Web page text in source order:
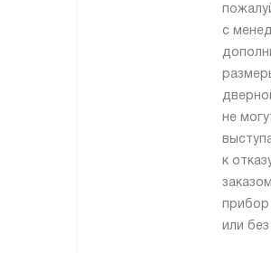
с
не
к
прибор
или без